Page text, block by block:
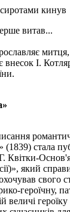
кинув
витав...
І.
стала
Квітки-
який
свого
героїчну,
величі